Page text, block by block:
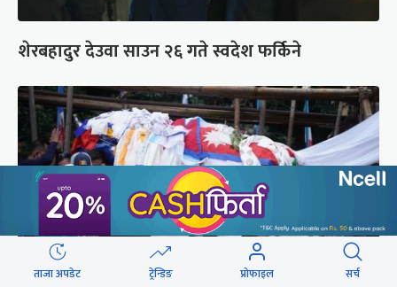
शेरबहादुर देउवा साउन २६ गते स्वदेश फर्किने
ताजा अपडेट ट्रेन्डिङ प्रोफाइल सर्च